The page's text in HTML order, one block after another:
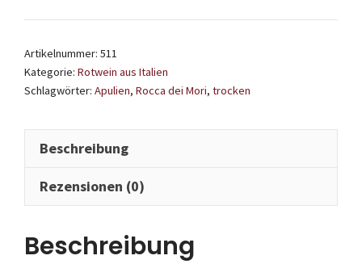
Artikelnummer: 511
Kategorie: Rotwein aus Italien
Schlagwörter: Apulien, Rocca dei Mori, trocken
Beschreibung
Rezensionen (0)
Beschreibung